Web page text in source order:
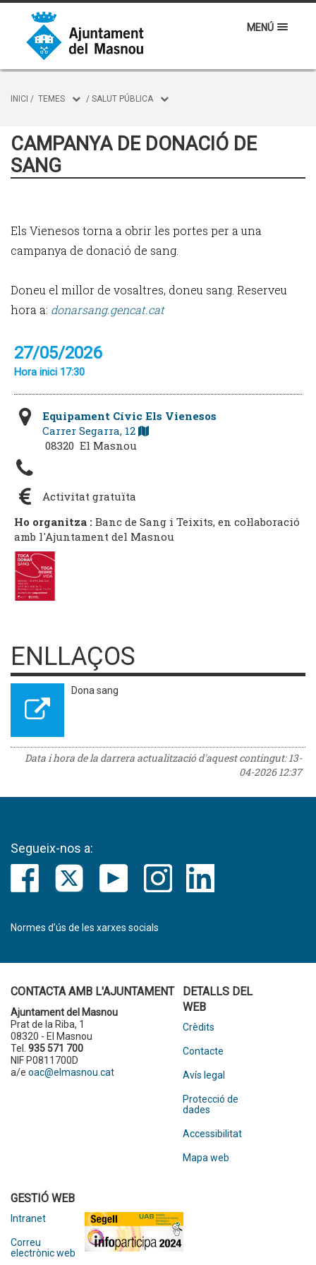
MENÚ
INICI / TEMES / SALUT PÚBLICA
CAMPANYA DE DONACIÓ DE
SANG
Els Vienesos torna a obrir les portes per a una
campanya de donació de sang.
Doneu el millor de vosaltres, doneu sang. Reserveu
hora a: donarsang.gencat.cat
27/05/2026
Hora inici 17:30
Equipament Cívic Els Vienesos
Carrer Segarra, 12
08320 El Masnou
Activitat gratuïta
Ho organitza : Banc de Sang i Teixits, en col·laboració
amb l'Ajuntament del Masnou
ENLLAÇOS
Dona sang
Data i hora de la darrera actualització d'aquest contingut:13-
04-2026 12:37
Segueix-nos a:
Normes d’ús de les xarxes socials
CONTACTA AMB L'AJUNTAMENT
Ajuntament del Masnou
Prat de la Riba, 1
08320 - El Masnou
Tel. 935 571 700
NIF P0811700D
a/e oac@elmasnou.cat
DETALLS DEL
WEB
Crèdits
Contacte
Avís legal
Protecció de
dades
Accessibilitat
Mapa web
GESTIÓ WEB
Intranet
Correu
electrònic web